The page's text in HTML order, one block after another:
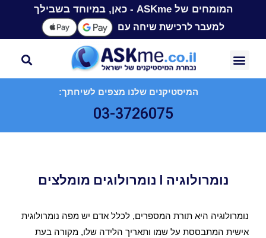
המומחים של ASKme - כאן, במיוחד בשבילך
למעבר לרכישת שיחה עם
המיסטיקנים שלנו מצפים לשיחתך:
03-3726075
נומרולוגיה I נומרולוגים מומלצים
נומרולוגיה היא תורת המספרים, לכלל אדם יש מפה נומרולוגית
אישית המתבססת על שמו ותאריך הלידה שלו, מקורה בעת